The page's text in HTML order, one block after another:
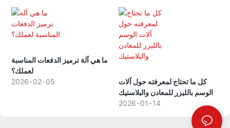
ما هي آلة ترميز الدفعات المناسبة
لعملك؟
2026 02 05
كل ما تحتاج لمعرفته حول آلات
الوسم بالليزر للمعادن والبلاستيك
2026 01 14